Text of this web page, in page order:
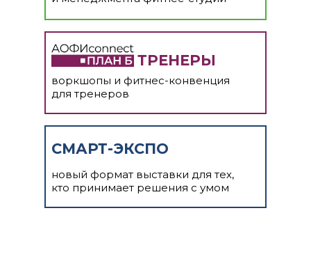
новый формат выставки для тех,
кто принимает решения с умом
СМАРТ-ЭКСПО
воркшопы и фитнес-конвенция
для тренеров
ТРЕНЕРЫ